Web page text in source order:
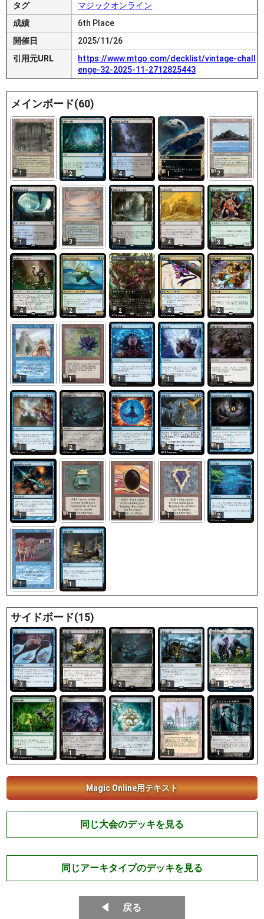
タグ
マジックオンライン
成績
6th Place
開催日
2025/11/26
引用元URL
https://www.mtgo.com/decklist/vintage-chall
enge-32-2025-11-2712825443
メインボード(60)
1 2 4 1 2
1 3 1 4 3
4 2 2 4 2
1 1 1 1 1
1 2 3 4 1
1 1 1 1 2
1 1
サイドボード(15)
2 2 2 3 1
1 1 1 1 1
Magic Online用テキスト
同じ大会のデッキを見る
同じアーキタイプのデッキを見る
戻る